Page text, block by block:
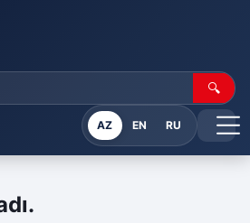
🔍
AZ EN RU